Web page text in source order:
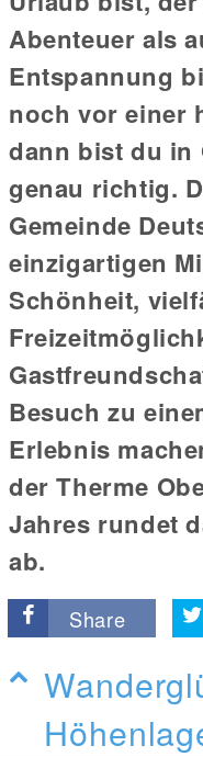
Abenteuer als
Entspannung
noch vor einer
dann bist du in
genau richtig.
Gemeinde
einzigartigen
Schönheit,
Besuch zu
Erlebnis
der Therme
Jahres rundet
ab.
Share